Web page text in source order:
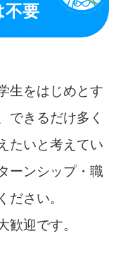
要
生をはじめとす
できるだけ多く
たいと考えてい
ーンシップ・職
ださい。
迎です。